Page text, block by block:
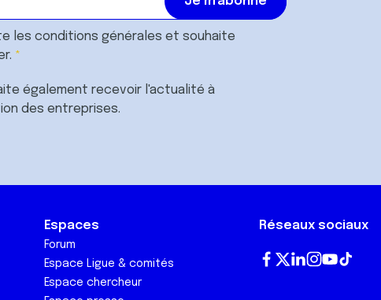
les conditions générales et souhaite
également recevoir l'actualité à
des entreprises.
Espaces
Forum
Espace Ligue & comités
Espace chercheur
Réseaux sociaux